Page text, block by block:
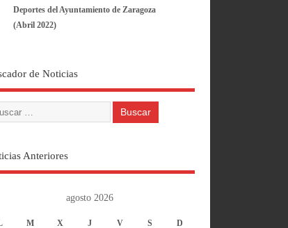
Deportes del Ayuntamiento de Zaragoza
(Abril 2022)
de Noticias
Anteriores
agosto 2026
M X J V S
D